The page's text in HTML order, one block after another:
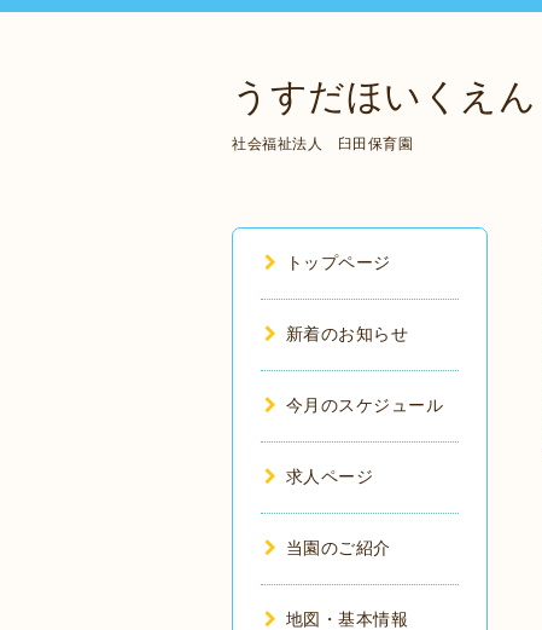
うすだほいくえん
社会福祉法人 臼田保育園
トップページ
新着のお知らせ
今月のスケジュール
求人ページ
当園のご紹介
地図・基本情報